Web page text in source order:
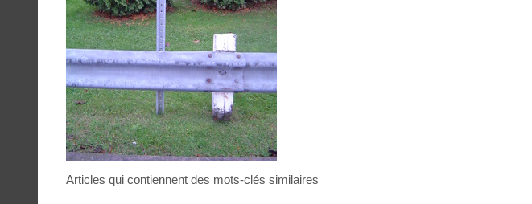
Articles qui contiennent des mots-clés similaires